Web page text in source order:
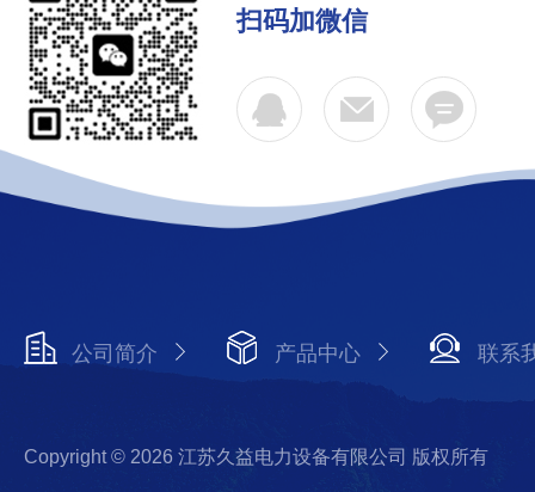
扫码加微信
公司简介 产品中心 联系
Copyright © 2026 江苏久益电力设备有限公司 版权所有